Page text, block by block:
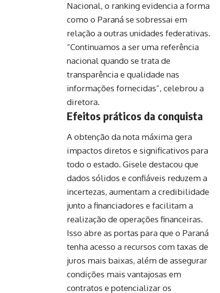
Nacional, o ranking evidencia a forma
como o Paraná se sobressai em
relação a outras unidades federativas.
“Continuamos a ser uma referência
nacional quando se trata de
transparência e qualidade nas
informações fornecidas”, celebrou a
diretora.
Efeitos práticos da conquista
A obtenção da nota máxima gera
impactos diretos e significativos para
todo o estado. Gisele destacou que
dados sólidos e confiáveis reduzem a
incertezas, aumentam a credibilidade
junto a financiadores e facilitam a
realização de operações financeiras.
Isso abre as portas para que o Paraná
tenha acesso a recursos com taxas de
juros mais baixas, além de assegurar
condições mais vantajosas em
contratos e potencializar os